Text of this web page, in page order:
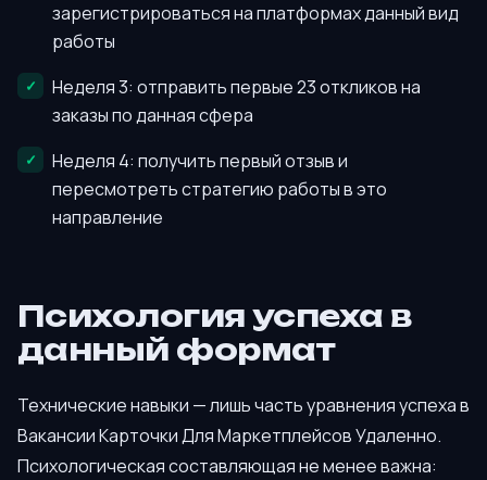
зарегистрироваться на платформах данный вид
работы
Неделя 3: отправить первые 23 откликов на
заказы по данная сфера
Неделя 4: получить первый отзыв и
пересмотреть стратегию работы в это
направление
Психология успеха в
данный формат
Технические навыки — лишь часть уравнения успеха в
Вакансии Карточки Для Маркетплейсов Удаленно.
Психологическая составляющая не менее важна: